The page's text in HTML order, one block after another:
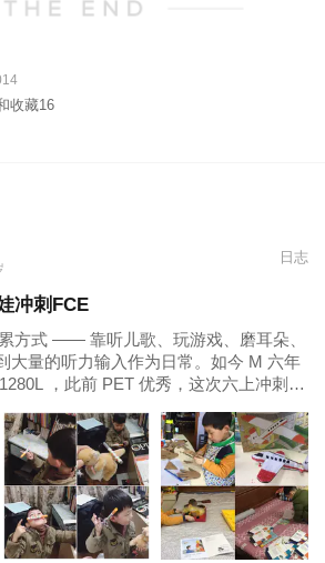
收藏16
日志
冲刺FCE
方式 —— 靠听儿歌、玩游戏、磨耳朵、
大量的听力输入作为日常。如今 M 六年
，此前 PET 优秀，这次六上冲刺
主规划和孩子的持续积累。 二...